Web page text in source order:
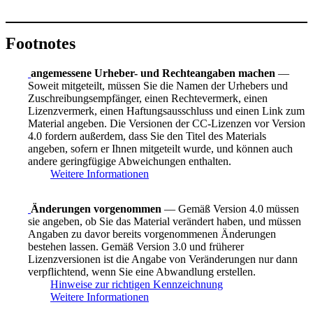
Footnotes
angemessene Urheber- und Rechteangaben machen —
Soweit mitgeteilt, müssen Sie die Namen der Urhebers und
Zuschreibungsempfänger, einen Rechtevermerk, einen
Lizenzvermerk, einen Haftungsausschluss und einen Link zum
Material angeben. Die Versionen der CC-Lizenzen vor Version
4.0 fordern außerdem, dass Sie den Titel des Materials
angeben, sofern er Ihnen mitgeteilt wurde, und können auch
andere geringfügige Abweichungen enthalten.
Weitere Informationen
Änderungen vorgenommen — Gemäß Version 4.0 müssen
sie angeben, ob Sie das Material verändert haben, und müssen
Angaben zu davor bereits vorgenommenen Änderungen
bestehen lassen. Gemäß Version 3.0 und früherer
Lizenzversionen ist die Angabe von Veränderungen nur dann
verpflichtend, wenn Sie eine Abwandlung erstellen.
Hinweise zur richtigen Kennzeichnung
Weitere Informationen